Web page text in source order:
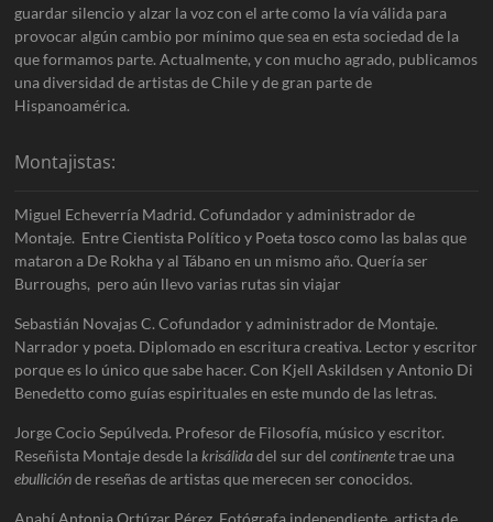
guardar silencio y alzar la voz con el arte como la vía válida para
provocar algún cambio por mínimo que sea en esta sociedad de la
que formamos parte. Actualmente, y con mucho agrado, publicamos
una diversidad de artistas de Chile y de gran parte de
Hispanoamérica.
Montajistas:
Miguel Echeverría Madrid. Cofundador y administrador de
Montaje. Entre Cientista Político y Poeta tosco como las balas que
mataron a De Rokha y al Tábano en un mismo año. Quería ser
Burroughs, pero aún llevo varias rutas sin viajar
Sebastián Novajas C. Cofundador y administrador de Montaje.
Narrador y poeta. Diplomado en escritura creativa. Lector y escritor
porque es lo único que sabe hacer. Con Kjell Askildsen y Antonio Di
Benedetto como guías espirituales en este mundo de las letras.
Jorge Cocio Sepúlveda. Profesor de Filosofía, músico y escritor.
Reseñista Montaje desde lakrisálidadel sur delcontinentetrae una
ebulliciónde reseñas de artistas que merecen ser conocidos.
Anahí Antonia Ortúzar Pérez. Fotógrafa independiente, artista de